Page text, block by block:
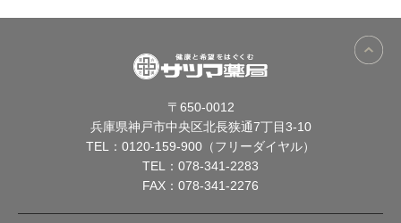
〒650-0012
兵庫県神戸市中央区北長狭通7丁目3-10
TEL： 0120-159-900（フリーダイヤル）
TEL： 078-341-2283
FAX：078-341-2276